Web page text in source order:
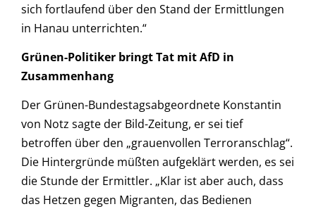
sich fortlaufend über den Stand der Ermittlungen
in Hanau unterrichten.“
Grünen-Politiker bringt Tat mit AfD in
Zusammenhang
Der Grünen-Bundestagsabgeordnete Konstantin
von Notz sagte der Bild-Zeitung, er sei tief
betroffen über den „grauenvollen Terroranschlag“.
Die Hintergründe müßten aufgeklärt werden, es sei
die Stunde der Ermittler. „Klar ist aber auch, dass
das Hetzen gegen Migranten, das Bedienen